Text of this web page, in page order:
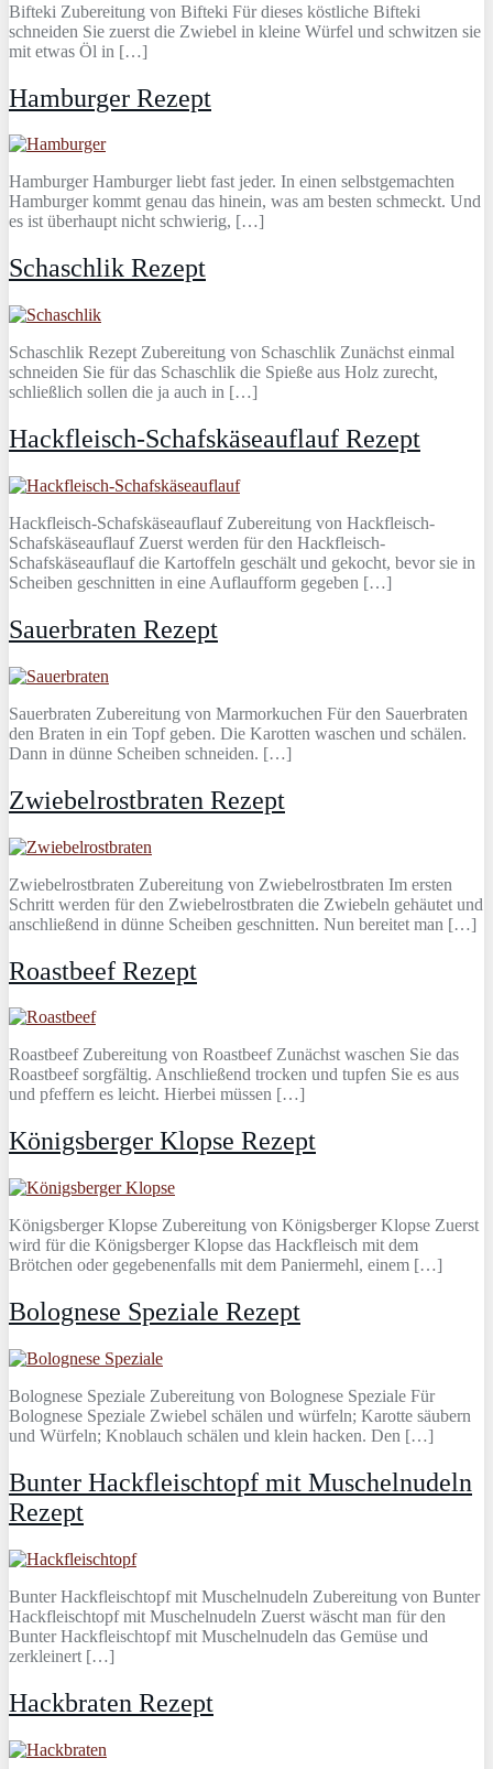
Bifteki Zubereitung von Bifteki Für dieses köstliche Bifteki
schneiden Sie zuerst die Zwiebel in kleine Würfel und schwitzen sie
mit etwas Öl in […]
Hamburger Rezept
Hamburger Hamburger liebt fast jeder. In einen selbstgemachten
Hamburger kommt genau das hinein, was am besten schmeckt. Und
es ist überhaupt nicht schwierig, […]
Schaschlik Rezept
Schaschlik Rezept Zubereitung von Schaschlik Zunächst einmal
schneiden Sie für das Schaschlik die Spieße aus Holz zurecht,
schließlich sollen die ja auch in […]
Hackfleisch-Schafskäseauflauf Rezept
Hackfleisch-Schafskäseauflauf Zubereitung von Hackfleisch-
Schafskäseauflauf Zuerst werden für den Hackfleisch-
Schafskäseauflauf die Kartoffeln geschält und gekocht, bevor sie in
Scheiben geschnitten in eine Auflaufform gegeben […]
Sauerbraten Rezept
Sauerbraten Zubereitung von Marmorkuchen Für den Sauerbraten
den Braten in ein Topf geben. Die Karotten waschen und schälen.
Dann in dünne Scheiben schneiden. […]
Zwiebelrostbraten Rezept
Zwiebelrostbraten Zubereitung von Zwiebelrostbraten Im ersten
Schritt werden für den Zwiebelrostbraten die Zwiebeln gehäutet und
anschließend in dünne Scheiben geschnitten. Nun bereitet man […]
Roastbeef Rezept
Roastbeef Zubereitung von Roastbeef Zunächst waschen Sie das
Roastbeef sorgfältig. Anschließend trocken und tupfen Sie es aus
und pfeffern es leicht. Hierbei müssen […]
Königsberger Klopse Rezept
Königsberger Klopse Zubereitung von Königsberger Klopse Zuerst
wird für die Königsberger Klopse das Hackfleisch mit dem
Brötchen oder gegebenenfalls mit dem Paniermehl, einem […]
Bolognese Speziale Rezept
Bolognese Speziale Zubereitung von Bolognese Speziale Für
Bolognese Speziale Zwiebel schälen und würfeln; Karotte säubern
und Würfeln; Knoblauch schälen und klein hacken. Den […]
Bunter Hackfleischtopf mit Muschelnudeln
Rezept
Bunter Hackfleischtopf mit Muschelnudeln Zubereitung von Bunter
Hackfleischtopf mit Muschelnudeln Zuerst wäscht man für den
Bunter Hackfleischtopf mit Muschelnudeln das Gemüse und
zerkleinert […]
Hackbraten Rezept